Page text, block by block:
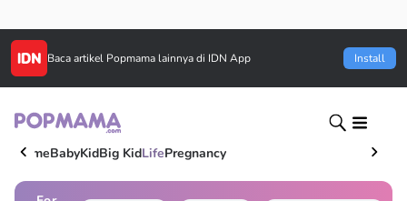
Baca artikel Popmama lainnya di IDN App Install
HomeBabyKidBig KidLifePregnancy